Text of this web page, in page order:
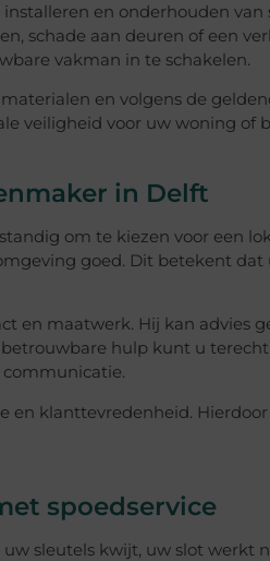
en onderhouden van
schade aan deuren of een
vakman in te schakelen.
en volgens de
veiligheid voor uw woning of
in Delft
om te kiezen voor een
goed. Dit betekent dat
en maatwerk. Hij kan advies
betrouwbare hulp kunt u
communicatie.
en klanttevredenheid.
spoedservice
sleutels kwijt, uw slot werkt